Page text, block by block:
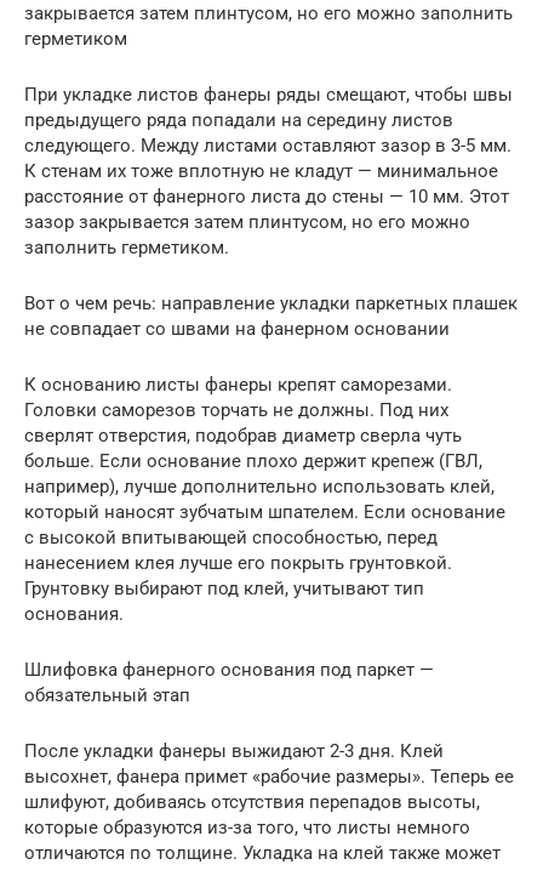
закрывается затем плинтусом, но его можно заполнить
герметиком
При укладке листов фанеры ряды смещают, чтобы швы
предыдущего ряда попадали на середину листов
следующего. Между листами оставляют зазор в 3-5 мм.
К стенам их тоже вплотную не кладут — минимальное
расстояние от фанерного листа до стены — 10 мм. Этот
зазор закрывается затем плинтусом, но его можно
заполнить герметиком.
Вот о чем речь: направление укладки паркетных плашек
не совпадает со швами на фанерном основании
К основанию листы фанеры крепят саморезами.
Головки саморезов торчать не должны. Под них
сверлят отверстия, подобрав диаметр сверла чуть
больше. Если основание плохо держит крепеж (ГВЛ,
например), лучше дополнительно использовать клей,
который наносят зубчатым шпателем. Если основание
с высокой впитывающей способностью, перед
нанесением клея лучше его покрыть грунтовкой.
Грунтовку выбирают под клей, учитывают тип
основания.
Шлифовка фанерного основания под паркет —
обязательный этап
После укладки фанеры выжидают 2-3 дня. Клей
высохнет, фанера примет «рабочие размеры». Теперь ее
шлифуют, добиваясь отсутствия перепадов высоты,
которые образуются из-за того, что листы немного
отличаются по толщине. Укладка на клей также может